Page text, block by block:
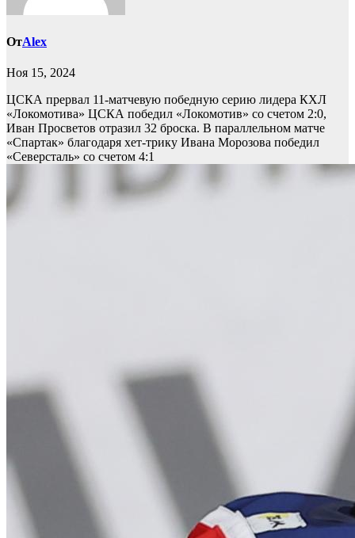
ОтAlex
Ноя 15, 2024
ЦСКА прервал 11-матчевую победную серию лидера КХЛ
«Локомотива» ЦСКА победил «Локомотив» со счетом 2:0,
Иван Просветов отразил 32 броска. В параллельном матче
«Спартак» благодаря хет-трику Ивана Морозова победил
«Северсталь» со счетом 4:1